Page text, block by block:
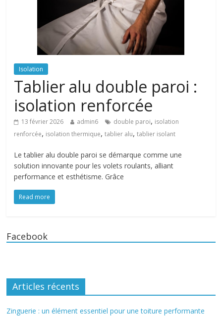
Isolation
Tablier alu double paroi :
isolation renforcée
13 février 2026 admin6 double paroi, isolation
renforcée, isolation thermique,tablier alu,tablier isolant
Le tablier alu double paroi se démarque comme une
solution innovante pour les volets roulants, alliant
performance et esthétisme. Grâce
Read more
Facebook
Articles récents
Zinguerie : un élément essentiel pour une toiture performante